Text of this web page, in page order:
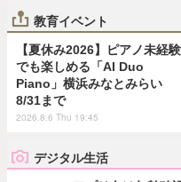
教育イベント
【夏休み2026】ピアノ未経験
でも楽しめる「AI Duo
Piano」横浜みなとみらい
8/31まで
2026.8.6 Thu 19:45
デジタル生活